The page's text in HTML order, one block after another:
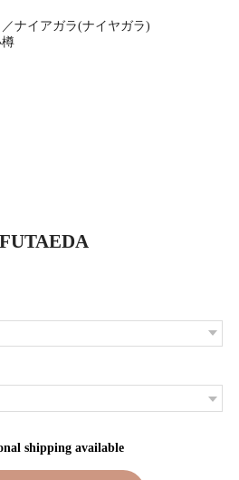
shipping available
ナイアガラ(ナイヤガラ)
樽